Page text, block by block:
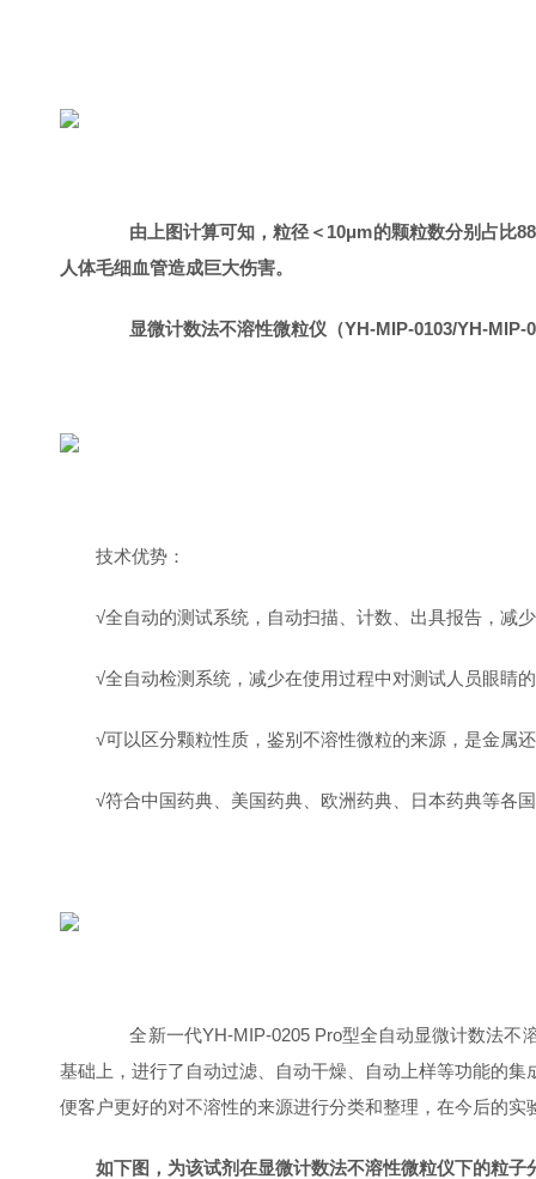
由上图计算可知，粒径＜10μm的颗粒数分别占比
人体毛细血管造成巨大伤害。
显微计数法不溶性微粒仪（YH-MIP-0103/YH-MIP-
技术优势：
√全自动的测试系统，自动扫描、计数、出具报告，减
√全自动检测系统，减少在使用过程中对测试人员眼睛
√可以区分颗粒性质，鉴别不溶性微粒的来源，是金属
√符合中国药典、美国药典、欧洲药典、日本药典等各
全新一代YH-MIP-0205 Pro型全自动显微计数法不
基础上，进行了自动过滤、自动干燥、自动上样等功能的
便客户更好的对不溶性的来源进行分类和整理，在今后的实
如下图，为该试剂在显微计数法不溶性微粒仪下的粒子